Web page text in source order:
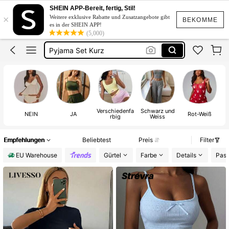
BEKOMME
×
SHEIN APP-Bereit, fertig, Stil!
Weitere exklusive Rabatte und Zusatzangebote gibt
es in der SHEIN APP!
(5,000)
Schlafanzug Damen
Pyjama Damen
Pyjama Set Kurz
Pijama Set
Schlafanzug Damen
NEIN JA Verschiedenfa
rbig
Schwarz und
Weiss Rot-Weiß
Empfehlungen Beliebtest Preis
Filter
EU Warehouse
Gürtel Farbe Details